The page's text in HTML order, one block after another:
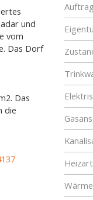
und
vom
Das Dorf
Das
die
Heizart